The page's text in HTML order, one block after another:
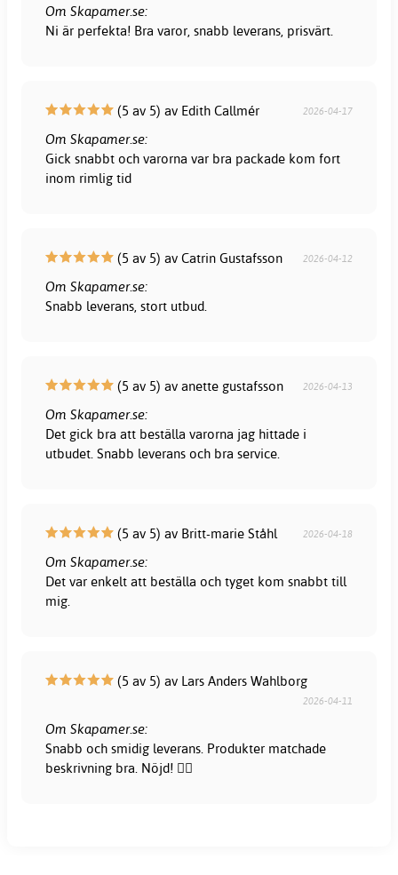
Om Skapamer.se:
Ni är perfekta! Bra varor, snabb leverans, prisvärt.
(5 av 5) av Edith Callmér 2026-04-17
Om Skapamer.se:
Gick snabbt och varorna var bra packade kom fort
inom rimlig tid
(5 av 5) av Catrin Gustafsson 2026-04-12
Om Skapamer.se:
Snabb leverans, stort utbud.
(5 av 5) av anette gustafsson 2026-04-13
Om Skapamer.se:
Det gick bra att beställa varorna jag hittade i
utbudet. Snabb leverans och bra service.
(5 av 5) av Britt-marie Ståhl 2026-04-18
Om Skapamer.se:
Det var enkelt att beställa och tyget kom snabbt till
mig.
(5 av 5) av Lars Anders Wahlborg
2026-04-11
Om Skapamer.se:
Snabb och smidig leverans. Produkter matchade
beskrivning bra. Nöjd! 👍🏻